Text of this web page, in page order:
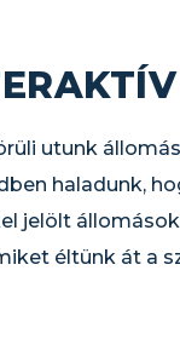
utunk
haladunk,
jelölt
éltünk át a